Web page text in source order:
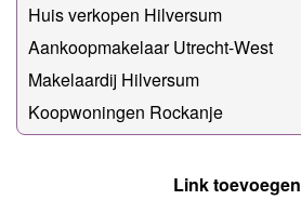
Huis verkopen Hilversum
Aankoopmakelaar Utrecht-West
Makelaardij Hilversum
Koopwoningen Rockanje
Link toevoegen